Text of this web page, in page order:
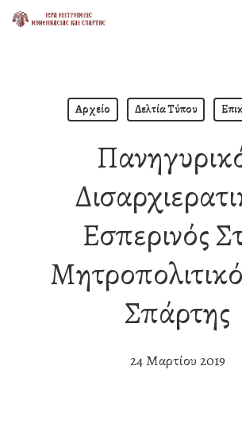
Skip
Αρχείο Δελτία Τύπου
Εσπερινός
Σπάρτης
24 Μαρτίου 2019